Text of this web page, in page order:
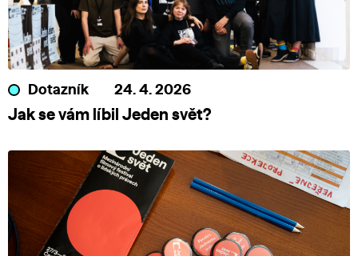
Dotazník 24. 4. 2026
Jak se vám líbil Jeden svět?